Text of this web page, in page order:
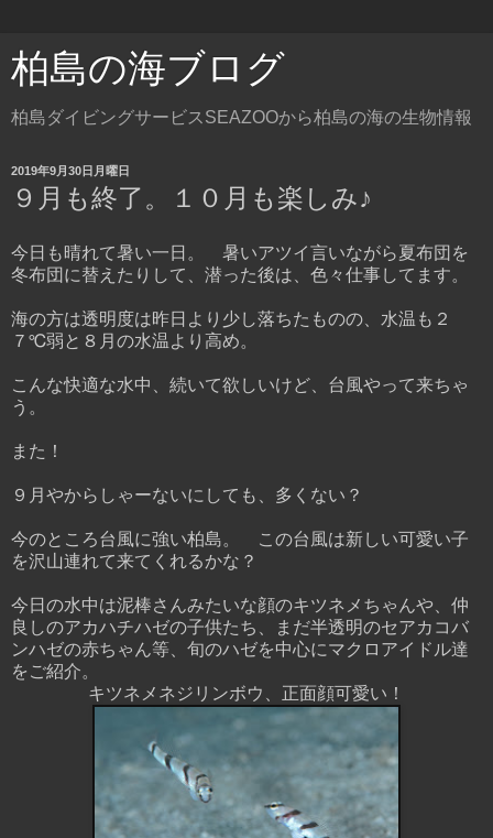
柏島の海ブログ
柏島ダイビングサービスSEAZOOから柏島の海の生物情報
2019年9月30日月曜日
９月も終了。１０月も楽しみ♪
今日も晴れて暑い一日。 暑いアツイ言いながら夏布団を
冬布団に替えたりして、潜った後は、色々仕事してます。
海の方は透明度は昨日より少し落ちたものの、水温も２
７℃弱と８月の水温より高め。
こんな快適な水中、続いて欲しいけど、台風やって来ちゃ
う。
また！
９月やからしゃーないにしても、多くない？
今のところ台風に強い柏島。 この台風は新しい可愛い子
を沢山連れて来てくれるかな？
今日の水中は泥棒さんみたいな顔のキツネメちゃんや、仲
良しのアカハチハゼの子供たち、まだ半透明のセアカコバ
ンハゼの赤ちゃん等、旬のハゼを中心にマクロアイドル達
をご紹介。
キツネメネジリンボウ、正面顔可愛い！